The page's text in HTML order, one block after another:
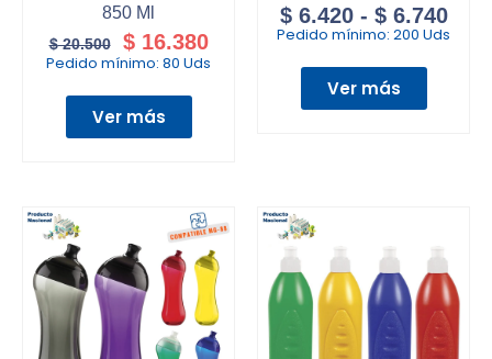
850 Ml
$20.500 $16.380
Pedido mínimo: 80 Uds
Ver más
$6.420 - $6.740
Pedido mínimo: 200 Uds
Ver más